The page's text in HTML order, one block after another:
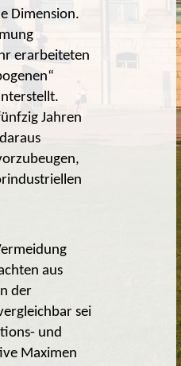
Dimension.
erarbeiteten
Jahren
aus
der
sei
und
Maximen